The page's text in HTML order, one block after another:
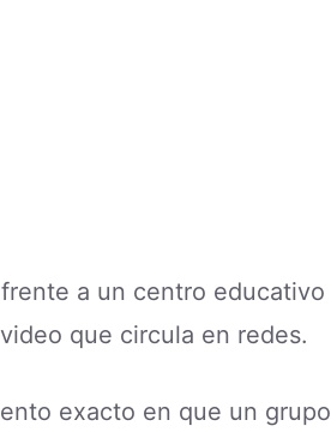
frente a un centro educativo
que circula en redes.
exacto en que un grupo